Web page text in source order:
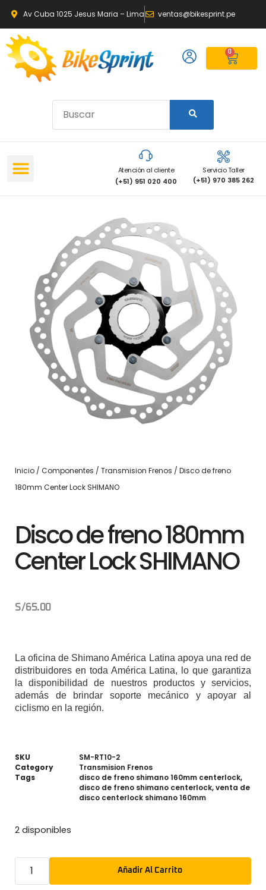
Av Cuba 1025 Jesus Maria – Lima ventas@bikesprint.pe
0
Atención al cliente
(+51) 951 020 400
Servicio Taller
(+51) 970 385 262
Inicio / Componentes / Transmision Frenos / Disco de freno
180mm Center Lock SHIMANO
Disco de freno 180mm
Center Lock SHIMANO
S/65.00
La oficina de Shimano América Latina apoya una red de
distribuidores en toda América Latina, lo que garantiza
la disponibilidad de nuestros productos y servicios,
además de brindar soporte mecánico y apoyar al
ciclismo en la región.
SKU
SM-RT10-2
Category
Transmision Frenos
Tags
disco de freno shimano 160mm centerlock,
disco de freno shimano centerlock,venta de
disco centerlock shimano 160mm
2 disponibles
Añadir Al Carrito